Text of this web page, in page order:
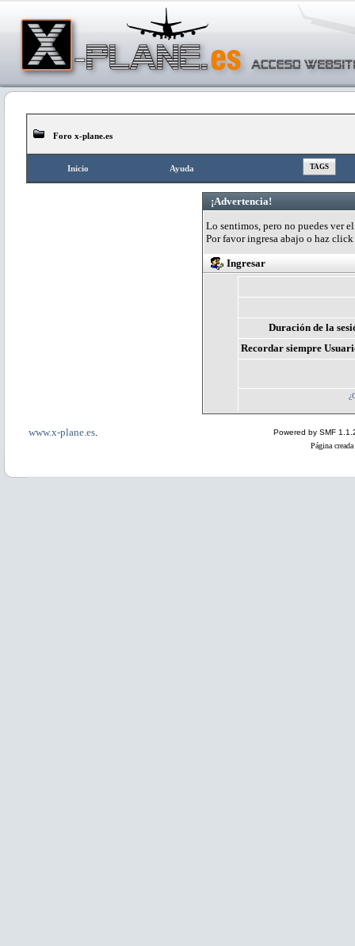
Foro x-plane.es
Inicio Ayuda TAGS
¡Advertencia!
Lo sentimos, pero no puedes ver
Por favor ingresa abajo o haz click
Ingresar
Duración de la
Recordar siempre
www.x-plane.es
Powered by SMF
Página